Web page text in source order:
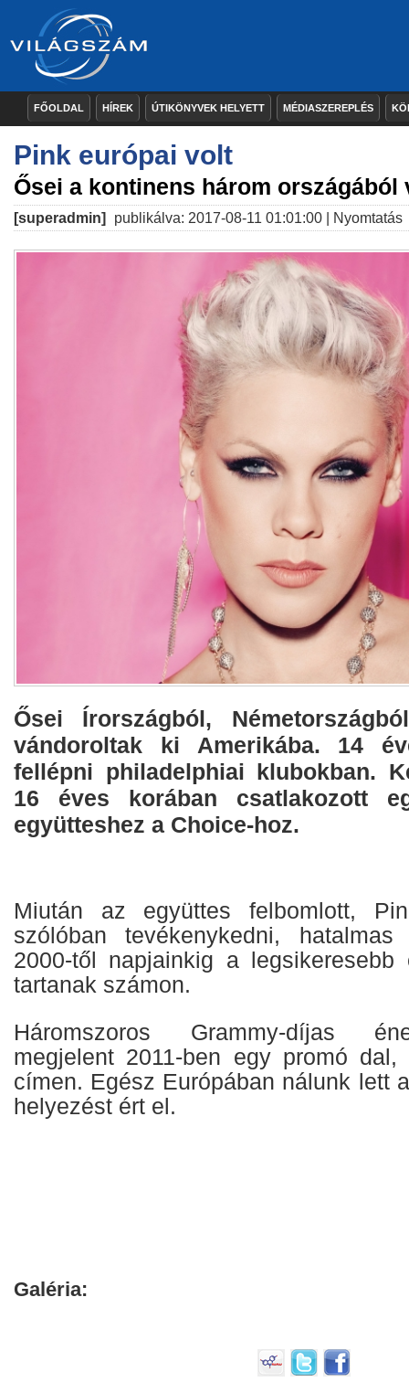
FŐOLDAL HÍREK ÚTIKÖNYVEK HELYETT MÉDIASZEREPLÉS
Pink európai volt
Ősei a kontinens három országából
[superadmin] publikálva: 2017-08-11 01:01:00 | Nyomtatás
Ősei Írországból,
vándoroltak ki Amerikába. 14
fellépni philadelphiai klubokban.
16 éves korában csatlakozott
együtteshez a Choice-hoz.
Miután az együttes felbomlott,
szólóban tevékenykedni,
2000-től napjainkig a legsikeresebb
tartanak számon.
Háromszoros Grammy-díjas
megjelent 2011-ben egy promó dal,
címen. Egész Európában nálunk lett
helyezést ért el.
Galéria: